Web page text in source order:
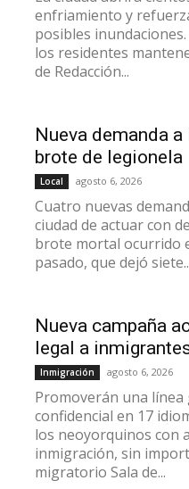
enfriamiento y
posibles
los residentes
de Redacción...
Nueva demanda a
brote de legionela
Local agosto 6, 2026
Cuatro nuevas
ciudad de actuar con
brote mortal ocurrido
pasado, que dejó
Nueva campaña
legal a
Inmigración agosto 6, 2026
Promoverán una
confidencial en 17
los neoyorquinos con
inmigración, sin
migratorio Sala de...